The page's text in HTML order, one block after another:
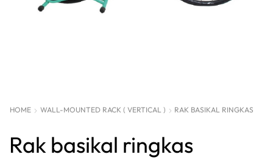
HOME WALL-MOUNTED RACK ( VERTICAL ) RAK BASIKAL RINGKAS
Rak basikal ringkas